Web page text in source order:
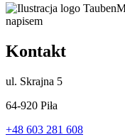
Kontakt
ul. Skrajna 5
64-920 Piła
+48 603 281 608